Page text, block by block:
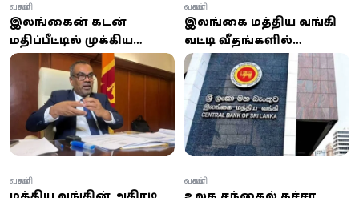
இலங்கையின் கடன்
மதிப்பீட்டில் முக்கிய
முன்னேற்றம்...
அரசாங்கம் கூறும்
வெற்றிக் காரணம்
என்ன?
வணிகம்
இலங்கை மத்திய வங்கி
வட்டி வீதங்களில்
மாற்றமில்லை;
பொருளாதார சவால்கள்
குறித்து எச்சரிக்கை
வணிகம்
வணிகம் வணிகம்